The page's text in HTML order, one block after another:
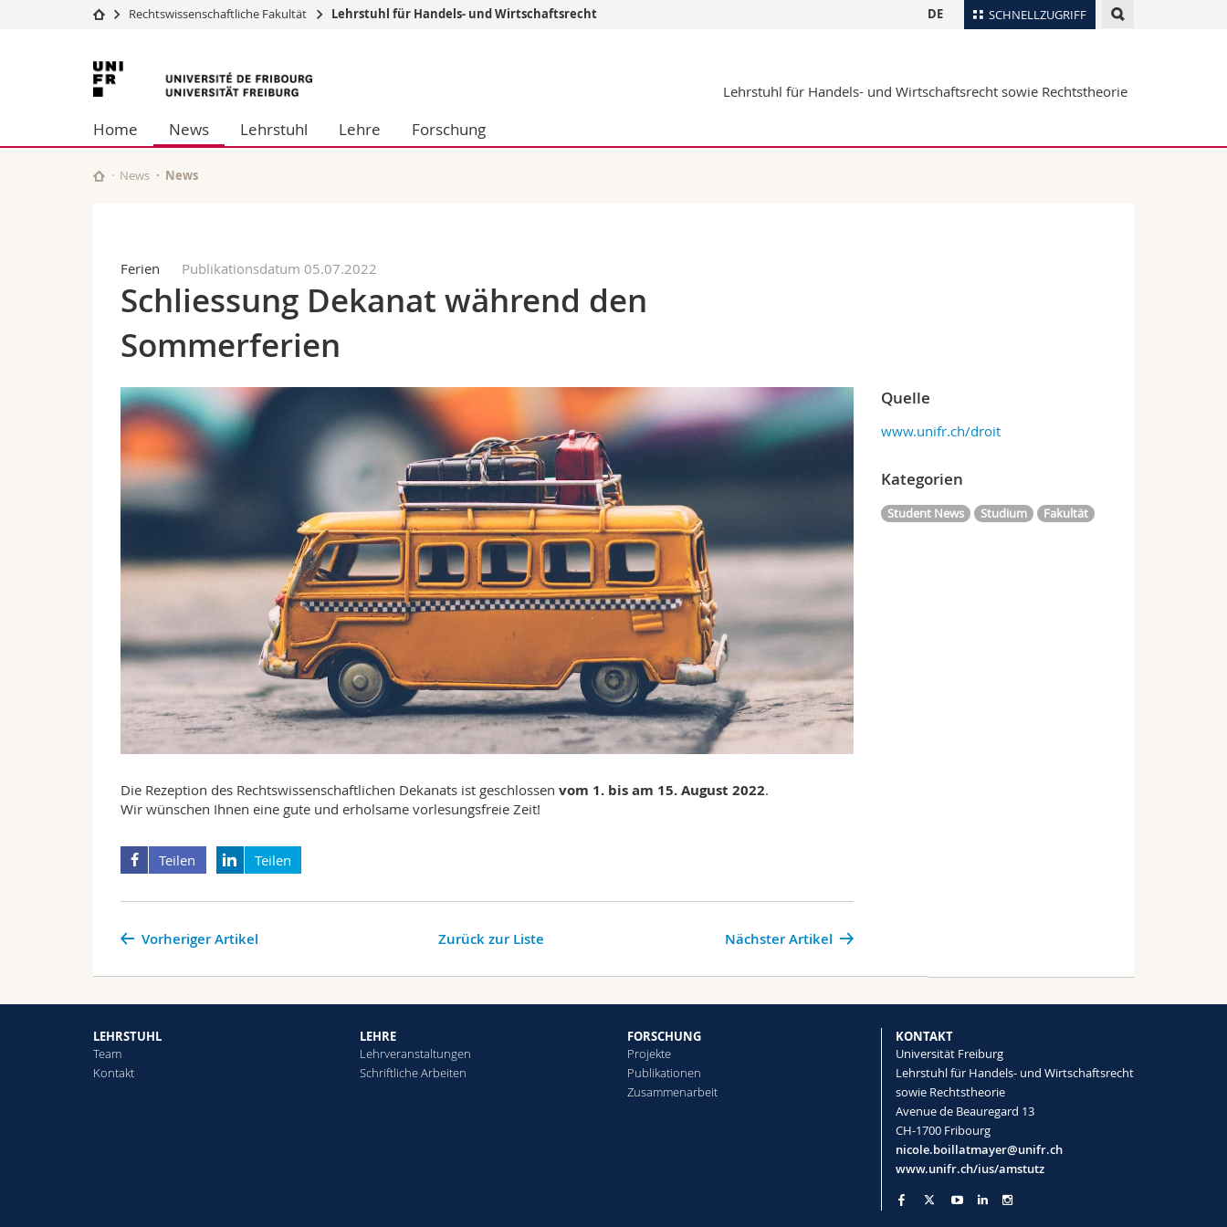
SCHNELLZUGRIFF
Universität
Studium
Forschung
Universität
Weiterbildung
Wirtschafts- und Sozialwissenschaftliche Fak.
Philosophische Fak.
Studieninteressierte
Forschende
Ortsplan
Webmail
DE
Rechtswissenschaftliche Fakultät Lehrstuhl für Handels- und Wirtschaftsrecht
Universität
Freiburg
Lehrstuhl für Handels- und Wirtschaftsrecht sowie Rechtstheorie
Home News Lehrstuhl Lehre Forschung
News News
Ferien Publikationsdatum 05.07.2022
Schliessung Dekanat während den
Sommerferien
Die Rezeption des Rechtswissenschaftlichen Dekanats ist geschlossen vom 1. bis am 15. August 2022.
Wir wünschen Ihnen eine gute und erholsame vorlesungsfreie Zeit!
Teilen Teilen
Nächster Artikel
Vorheriger Artikel Zurück zur Liste
Quelle
www.unifr.ch/droit
Kategorien
Student News Studium Fakultät
LEHRSTUHL
Team
Kontakt
LEHRE
Lehrveranstaltungen
Schriftliche Arbeiten
FORSCHUNG
Projekte
Publikationen
Zusammenarbeit
KONTAKT
Universität Freiburg
Lehrstuhl für Handels- und Wirtschaftsrecht
sowie Rechtstheorie
Avenue de Beauregard 13
CH-1700 Fribourg
nicole.boillatmayer@unifr.ch
www.unifr.ch/ius/amstutz